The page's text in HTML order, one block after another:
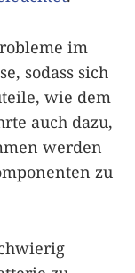
im
sodass sich
wie dem
auch dazu,
werden
zu